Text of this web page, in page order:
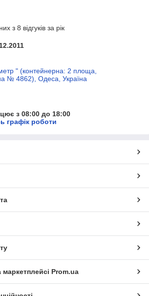
з 8 відгуків за рік
" (контейнерна: 2 площа,
№ 4862), Одеса, Україна
з 08:00 до 18:00
графік роботи
Prom.ua